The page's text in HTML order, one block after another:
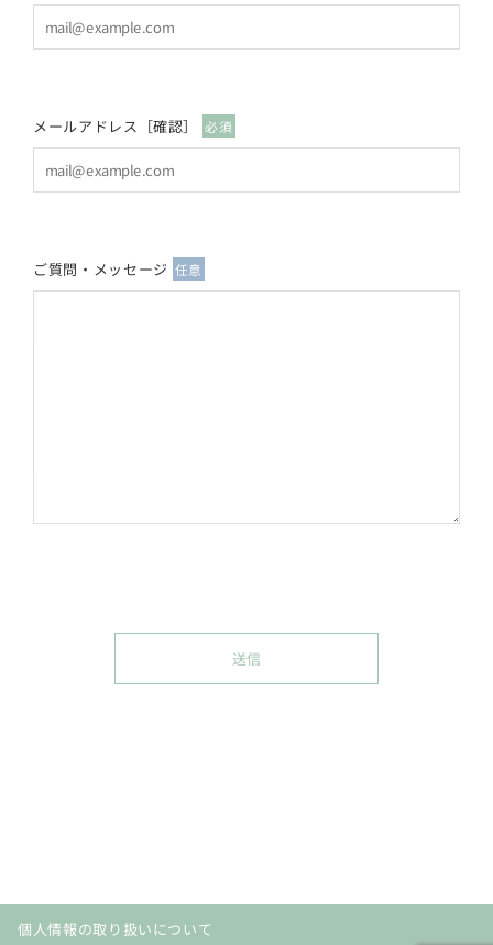
メールアドレス［確認］ 必須
ご質問・メッセージ 任意
個人情報の取り扱いについて